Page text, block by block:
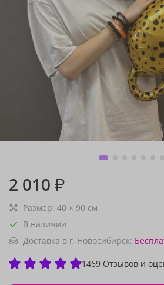
2 010 ₽
Размер: 40 × 90 см
В наличии
Доставка в г. Новосибирск:
1469 Отзывов и